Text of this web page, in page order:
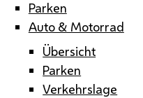
Parken
Auto & Motorrad
Übersicht
Parken
Verkehrslage